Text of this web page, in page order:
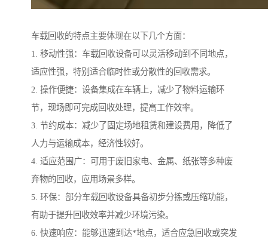
车载回收的特点主要体现在以下几个方面：
1. 移动性强：车载回收设备可以灵活移动到不同地点，
适应性强，特别适合临时性或分散性的回收需求。
2. 操作便捷：设备集成在车辆上，减少了物料运输环
节，现场即可完成回收处理，提高工作效率。
3. 节约成本：减少了固定场地租赁和建设费用，降低了
人力与运输成本，经济性较好。
4. 适应范围广：可用于废旧家电、金属、纸张等多种废
弃物的回收，应用场景多样。
5. 环保：部分车载回收设备具备初步分拣或压缩功能，
有助于提升回收效率并减少环境污染。
6. 快速响应：能够迅速到达*地点，适合应急回收或突发